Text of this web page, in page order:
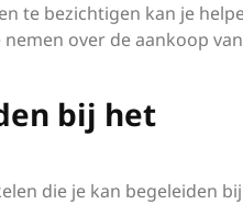
te bezichtigen kan je
over de aankoop van
bij het
die je kan begeleiden bij